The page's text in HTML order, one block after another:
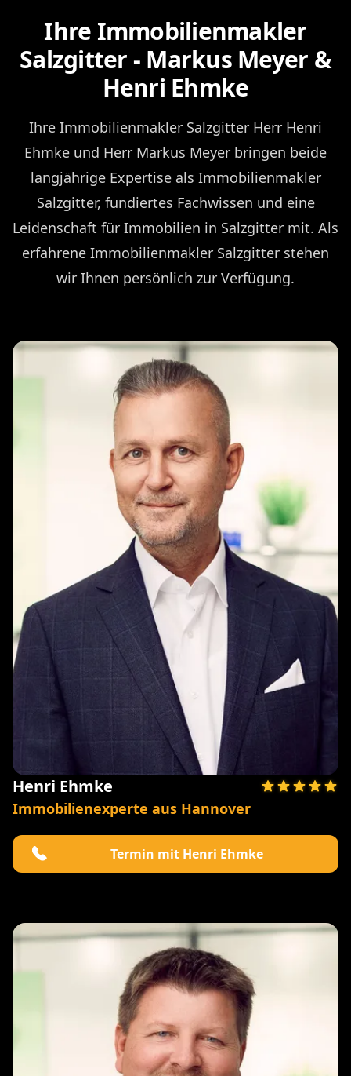
Ihre Immobilienmakler
Salzgitter - Markus Meyer &
Henri Ehmke
Ihre Immobilienmakler Salzgitter Herr Henri
Ehmke und Herr Markus Meyer bringen beide
langjährige Expertise als Immobilienmakler
Salzgitter, fundiertes Fachwissen und eine
Leidenschaft für Immobilien in Salzgitter mit. Als
erfahrene Immobilienmakler Salzgitter stehen
wir Ihnen persönlich zur Verfügung.
Henri Ehmke
Immobilienexperte aus Hannover
Termin mit Henri Ehmke